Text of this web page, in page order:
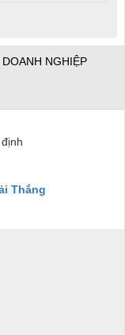
NGHIỆP
Thắng